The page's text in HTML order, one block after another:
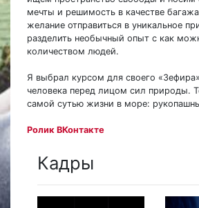
мечты и решимость в качестве
желание отправиться в уникальное
разделить необычный опыт с как
количеством людей.
Я выбрал курсом для своего
человека перед лицом сил природы.
самой сутью жизни в море:
Ролик ВКонтакте
Кадры